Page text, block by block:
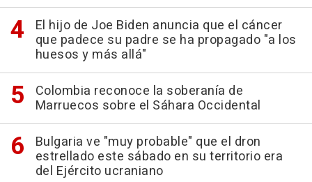
El hijo de Joe Biden anuncia que el cáncer
que padece su padre se ha propagado "a los
huesos y más allá"
Colombia reconoce la soberanía de
Marruecos sobre el Sáhara Occidental
Bulgaria ve "muy probable" que el dron
estrellado este sábado en su territorio era
del Ejército ucraniano